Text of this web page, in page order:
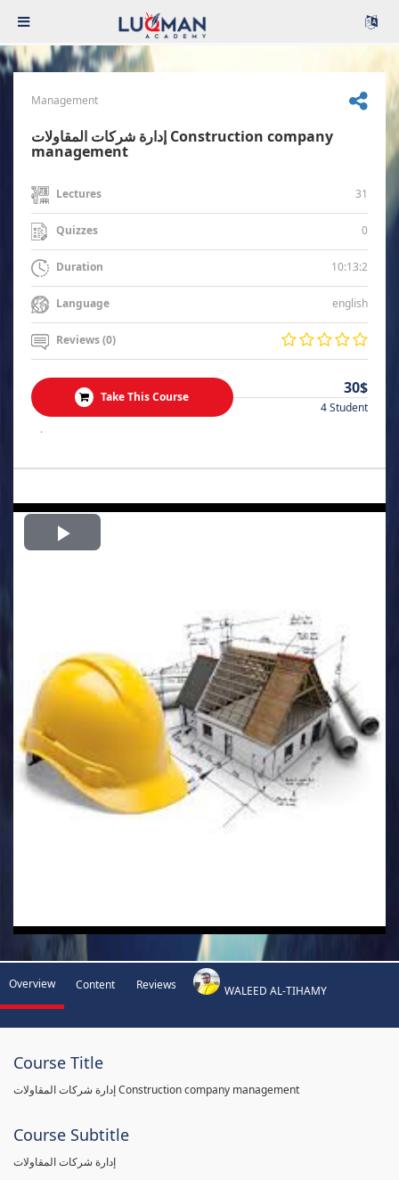
Management
إدارة شركات المقاولات Construction company
management
Lectures 31
Quizzes 0
Duration 10:13:2
Language english
Reviews (0)
Take This Course 30$
4 Student
.
Play
Overview Content Reviews WALEED AL-TIHAMY
Course Title
إدارة شركات المقاولات Construction company management
Course Subtitle
إدارة شركات المقاولات